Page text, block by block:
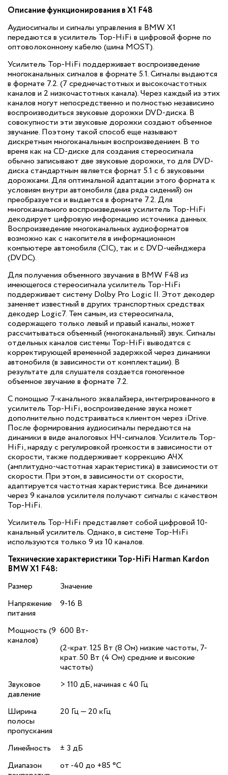
Описание функционирования в X1 F48
Аудиосигналы и сигналы управления в BMW X1
передаются в усилитель Top-HiFi в цифровой форме по
оптоволоконному кабелю (шина MOST).
Усилитель Top-HiFi поддерживает воспроизведение
многоканальных сигналов в формате 5.1. Сигналы выдаются
в формате 7.2. (7 среднечастотных и высокочастотных
каналов и 2 низкочастотных канала). Через каждый из этих
каналов могут непосредственно и полностью независимо
воспроизводиться звуковые дорожки DVD-диска. В
совокупности эти звуковые дорожки создают объемное
звучание. Поэтому такой способ еще называют
дискретным многоканальным воспроизведением. В то
время как на CD-диске для создания стереосигнала
обычно записывают две звуковые дорожки, то для DVD-
диска стандартным является формат 5.1 с 6 звуковыми
дорожками. Для оптимальной адаптации этого формата к
условиям внутри автомобиля (два ряда сидений) он
преобразуется и выдается в формате 7.2. Для
многоканального воспроизведения усилитель Top-HiFi
декодирует цифровую информацию источника данных.
Воспроизведение многоканальных аудиоформатов
возможно как с накопителя в информационном
компьютере автомобиля (CIC), так и с DVD-чейнджера
(DVDC).
Для получения объемного звучания в BMW F48 из
имеющегося стереосигнала усилитель Top-HiFi
поддерживает систему Dolby Pro Logic II. Этот декодер
заменяет известный в других транспортных средствах
декодер Logic7. Тем самым, из стереосигнала,
содержащего только левый и правый каналы, может
рассчитываться объемный (многоканальный) звук. Сигналы
отдельных каналов системы Top-HiFi выводятся с
корректирующей временной задержкой через динамики
автомобиля (в зависимости от комплектации). В
результате для слушателя создается гомогенное
объемное звучание в формате 7.2.
С помощью 7-канального эквалайзера, интегрированного в
усилитель Top-HiFi, воспроизведение звука может
дополнительно подстраиваться клиентом через iDrive.
После формирования аудиосигналы передаются на
динамики в виде аналоговых НЧ-сигналов. Усилитель Top-
HiFi, наряду с регулировкой громкости в зависимости от
скорости, также поддерживает коррекцию АЧХ
(амплитудно-частотная характеристика) в зависимости от
скорости. При этом, в зависимости от скорости,
адаптируется частотная характеристика. Все динамики
через 9 каналов усилителя получают сигналы с качеством
Top-HiFi.
Усилитель Top-HiFi представляет собой цифровой 10-
канальный усилитель. Однако, в системе Top-HiFi
используются только 9 из 10 каналов.
Технические характеристики Top-HiFi Harman Kardon
BMW X1 F48:
Размер
Значение
Напряжение
питания
9-16 В
Мощность (9
каналов)
600 Вт‐
(2-крат. 125 Вт (8 Ом) низкие частоты, 7-
крат. 50 Вт (4 Ом) средние и высокие
частоты)
Звуковое
давление
> 110 дБ, начиная с 40 Гц
Ширина
полосы
пропускания
20 Гц — 20 кГц
Линейность
± 3 дБ
Диапазон
от -40 до +85 °C